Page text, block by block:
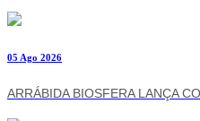
05 Ago 2026
ARRÁBIDA BIOSFERA LANÇA